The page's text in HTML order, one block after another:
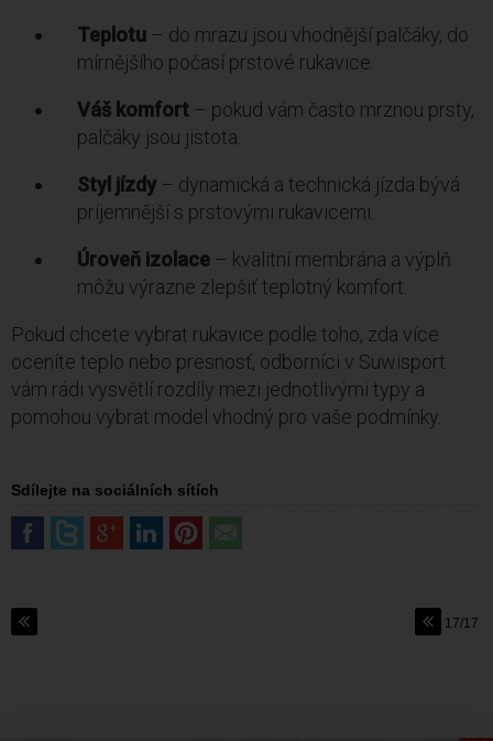
Teplotu – do mrazu jsou vhodnější palčáky, do
mírnějšího počasí prstové rukavice.
Váš komfort – pokud vám často mrznou prsty,
palčáky jsou jistota.
Styl jízdy – dynamická a technická jízda bývá
príjemnější s prstovými rukavicemi.
Úroveň izolace – kvalitní membrána a výplň
môžu výrazne zlepšiť teplotný komfort.
Pokud chcete vybrat rukavice podle toho, zda více
oceníte teplo nebo presnosť, odborníci v Suwisport
vám rádi vysvětlí rozdíly mezi jednotlivými typy a
pomohou vybrat model vhodný pro vaše podmínky.
Sdílejte na sociálních sítích
17/17